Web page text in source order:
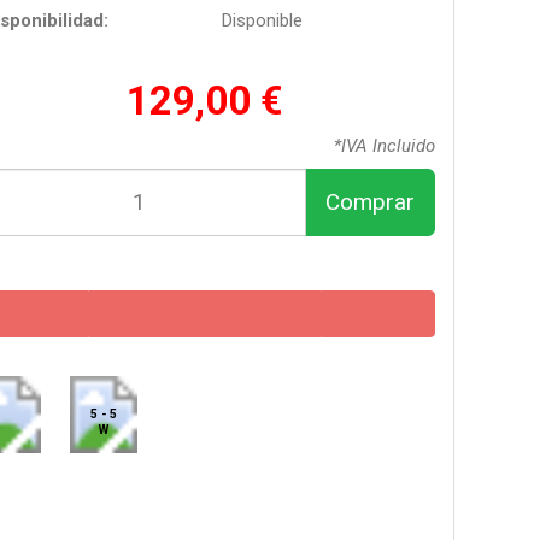
Disponible
129,00 €
*IVA Incluido
Comprar
5 - 5
W